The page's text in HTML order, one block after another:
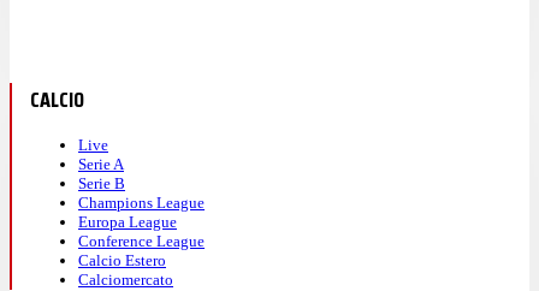
CALCIO
Live
Serie A
Serie B
Champions League
Europa League
Conference League
Calcio Estero
Calciomercato